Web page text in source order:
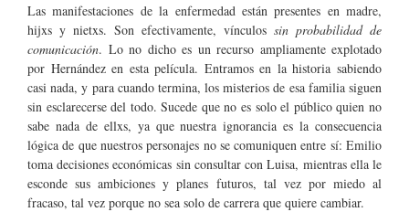
Las manifestaciones de la enfermedad están presentes en madre,
hijxs y nietxs. Son efectivamente, vínculos sin probabilidad de
comunicación. Lo no dicho es un recurso ampliamente explotado
por Hernández en esta película. Entramos en la historia sabiendo
casi nada, y para cuando termina, los misterios de esa familia siguen
sin esclarecerse del todo. Sucede que no es solo el público quien no
sabe nada de ellxs, ya que nuestra ignorancia es la consecuencia
lógica de que nuestros personajes no se comuniquen entre sí: Emilio
toma decisiones económicas sin consultar con Luisa, mientras ella le
esconde sus ambiciones y planes futuros, tal vez por miedo al
fracaso, tal vez porque no sea solo de carrera que quiere cambiar.